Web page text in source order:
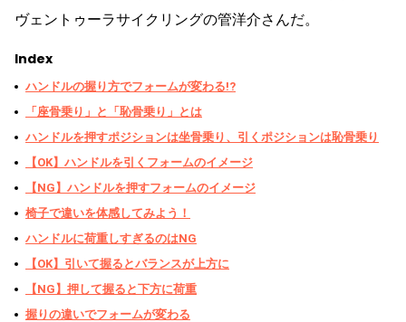
ヴェントゥーラサイクリングの管洋介さんだ。
Index
ハンドルの握り方でフォームが変わる!?
「座骨乗り」と「恥骨乗り」とは
ハンドルを押すポジションは坐骨乗り、引くポジションは恥骨乗り
【OK】ハンドルを引くフォームのイメージ
【NG】ハンドルを押すフォームのイメージ
椅子で違いを体感してみよう！
ハンドルに荷重しすぎるのはNG
【OK】引いて握るとバランスが上方に
【NG】押して握ると下方に荷重
握りの違いでフォームが変わる